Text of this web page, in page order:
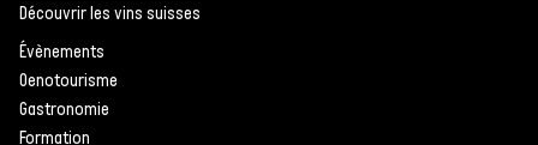
Découvrir les vins suisses
Évènements
Oenotourisme
Gastronomie
Formation